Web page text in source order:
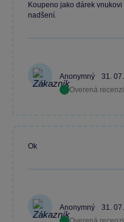
Anonymný
31.
Overená
Koupeno jako dárek
nadšení.
Anonymný
31.
Ok